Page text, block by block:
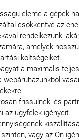
eleme a gépek
csökkentve az
rendelkezünk,
amelyek
költségeiket.
a maximális
frissülnek, és
az ügyfelek igényeit.
vagy az Ön